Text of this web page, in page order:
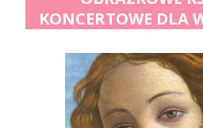
KONCERTOWE DLA